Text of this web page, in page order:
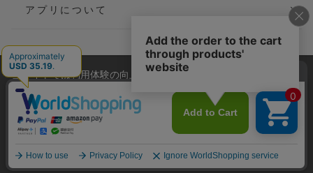
アプリについて
会社概要
ご利用規約
個人情報保護方針
当サイトでは利用体験の向上およびコンテンツの最適な提供、ト
ラフィックの分析を目的としてCookieを使用しています。
サイトの閲覧を継続された場合、Cookieの利用に同意したことも
のといたします。
詳細については
プライバシーポリシーをご確認ください。
承諾する